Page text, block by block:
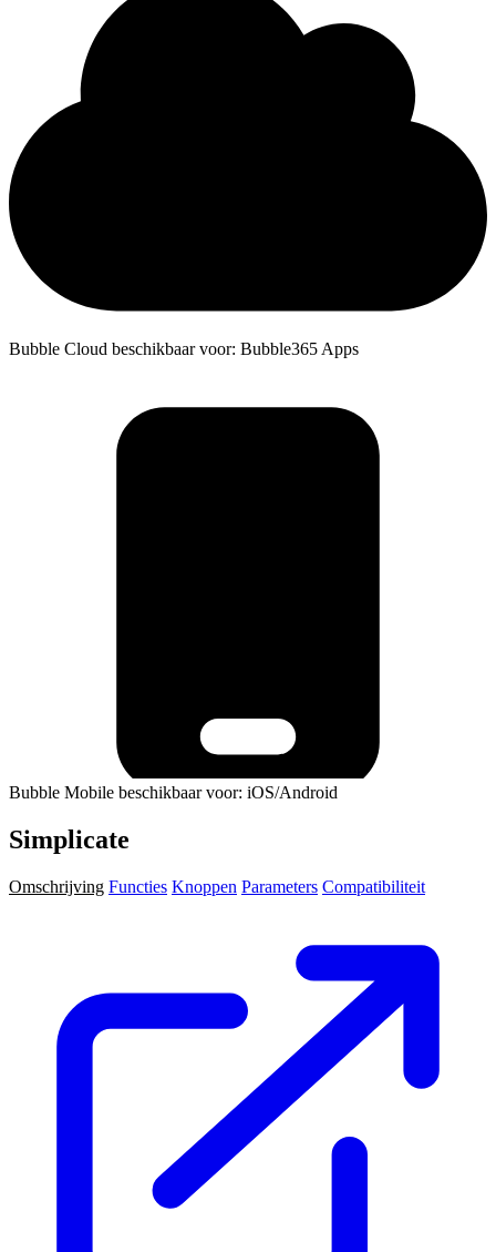
Bubble Cloud beschikbaar voor: Bubble365 Apps
Bubble Mobile beschikbaar voor: iOS/Android
Simplicate
Omschrijving Functies Knoppen Parameters Compatibiliteit